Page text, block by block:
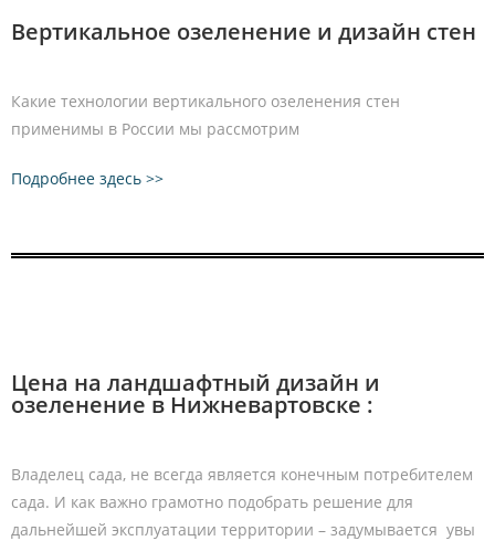
Вертикальное озеленение и дизайн стен
Какие технологии вертикального озеленения стен
применимы в России мы рассмотрим
Подробнее здесь >>
Цена на ландшафтный дизайн и
озеленение в Нижневартовске :
Владелец сада, не всегда является конечным потребителем
сада. И как важно грамотно подобрать решение для
дальнейшей эксплуатации территории – задумывается увы